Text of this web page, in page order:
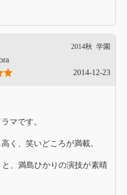
2014秋 学園
2014-12-23
マです。
く、笑いどころが満載。
、満島ひかりの演技が素晴